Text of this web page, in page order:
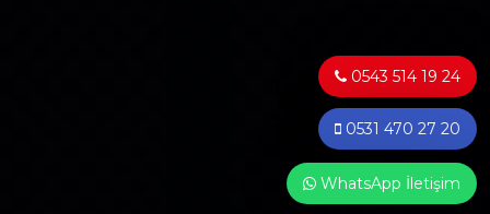
0543 514 19 24
0531 470 27 20
WhatsApp İletişim